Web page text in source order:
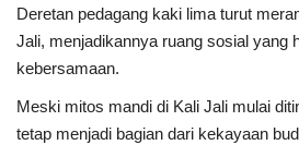
Deretan pedagang kaki lima turut
Jali, menjadikannya ruang sosial yang
kebersamaan.
Meski mitos mandi di Kali Jali mulai
tetap menjadi bagian dari kekayaan